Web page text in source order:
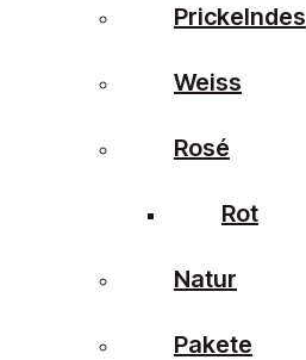
Prickelndes
Weiss
Rosé
Rot
Natur
Pakete